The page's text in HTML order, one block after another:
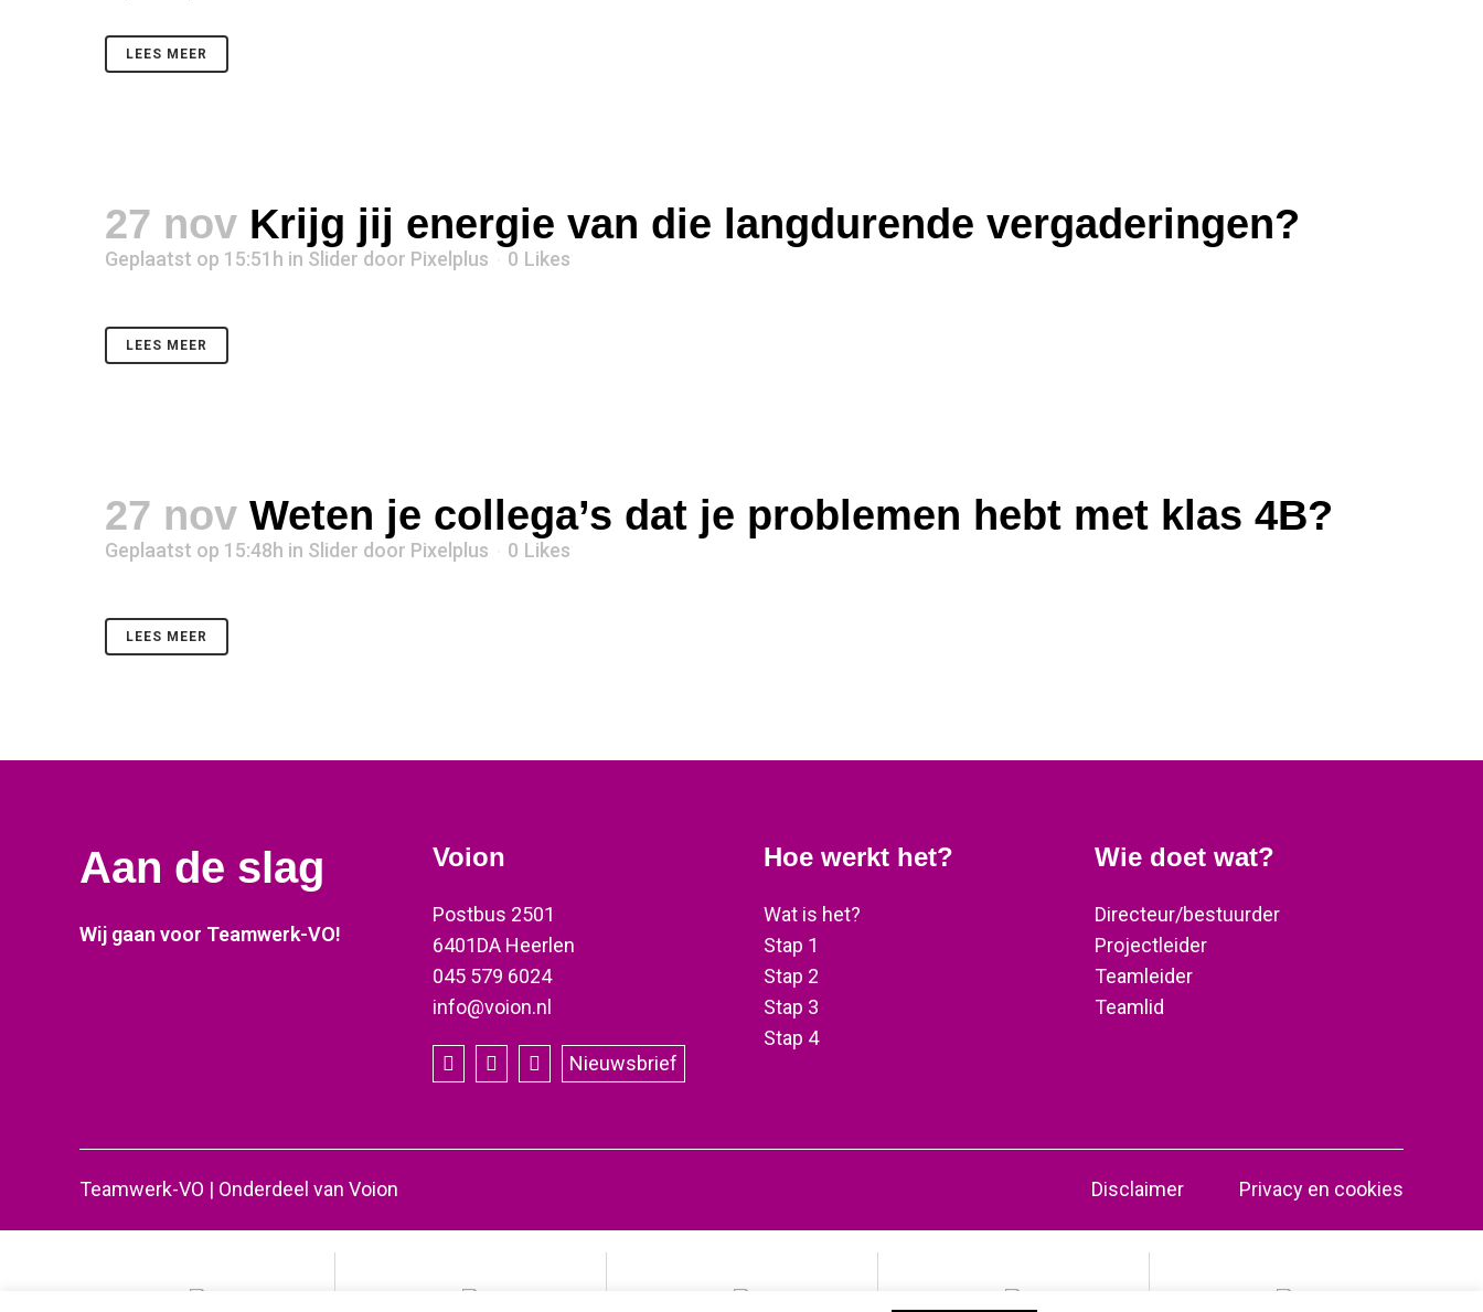
LEES MEER
27 nov Krijg jij energie van die langdurende vergaderingen?
Geplaatst op 15:51h in Slider door Pixelplus 0 Likes
LEES MEER
27 nov Weten je collega’s dat je problemen hebt met klas 4B?
Geplaatst op 15:48h in Slider door Pixelplus 0 Likes
LEES MEER
Aan de slag
Wij gaan voor Teamwerk-VO!
Voion
Postbus 2501
6401DA Heerlen
045 579 6024
info@voion.nl
Nieuwsbrief
Hoe werkt het?
Wat is het?
Stap 1
Stap 2
Stap 3
Stap 4
Wie doet wat?
Directeur/bestuurder
Projectleider
Teamleider
Teamlid
Teamwerk-VO | Onderdeel van Voion Disclaimer Privacy en cookies